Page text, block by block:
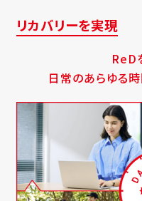
リカバリーを実現
ReD
日常のあらゆる時